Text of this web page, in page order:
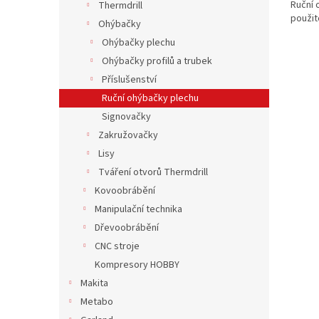
Thermdrill
Ohýbačky
Ohýbačky plechu
Ohýbačky profilů a trubek
Příslušenství
Ruční ohýbačky plechu
Signovačky
Zakružovačky
Lisy
Tváření otvorů Thermdrill
Kovoobrábění
Manipulační technika
Dřevoobrábění
CNC stroje
Kompresory HOBBY
Makita
Metabo
Ruční